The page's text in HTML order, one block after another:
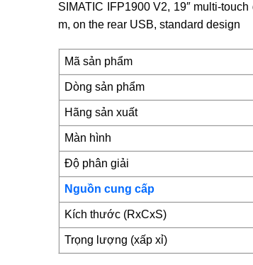
SIMATIC IFP1900 V2, 19″ multi-
m, on the rear USB, standard design
Mã sản phẩm
Dòng sản phẩm
Hãng sản xuất
Màn hình
Độ phân giải
Nguồn cung cấp
Kích thước (RxCxS)
Trọng lượng (xấp xỉ)